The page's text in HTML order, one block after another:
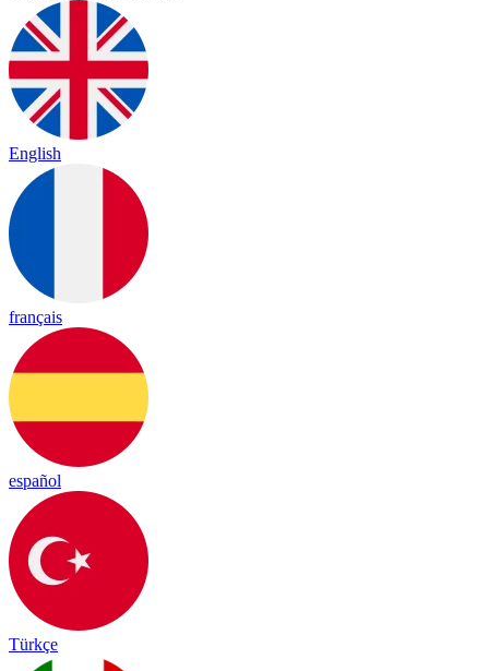
English
français
español
Türkçe